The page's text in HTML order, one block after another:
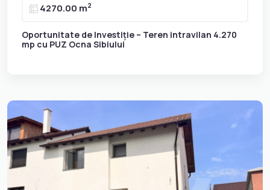
4270.00 m2
Oportunitate de Investiție – Teren intravilan 4.270
mp cu PUZ Ocna Sibiului